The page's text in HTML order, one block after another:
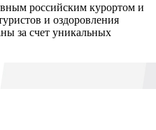
российским курортом и
и оздоровления
за счет уникальных